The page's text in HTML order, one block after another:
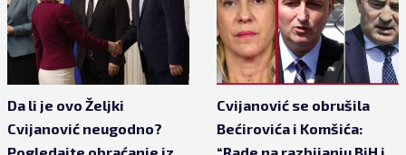
Da li je ovo Željki
Cvijanović neugodno?
Cvijanović se obrušila
Bećirovića i Komšića: